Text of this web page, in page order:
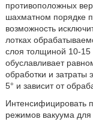
противоположных
шахматном порядке
возможность
лотках
слоя толщиной 10-15
обуславливает
обработки и затраты
5° и зависит от
Интенсифицировать
режимов вакуума